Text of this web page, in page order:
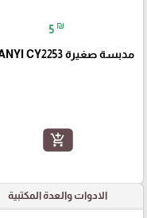
5 ₪
مدبسة صغيرة CHANYI CY2253
add_shopping_cart
الادوات والعدة المكتبية